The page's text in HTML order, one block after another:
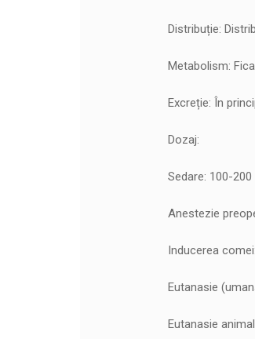
Distribuție:
Metabolism:
Excreție: În
Dozaj:
Sedare: 100-
Anestezie
Inducerea
Eutanasie
Eutanasie